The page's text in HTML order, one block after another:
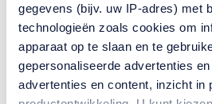
gegevens (bijv. uw IP-adres) met
technologieën zoals cookies om
apparaat op te slaan en te
gepersonaliseerde advertenties
advertenties en content, inzicht in
verliest. Haar dochter worstelt met
ik dichtbij als mijn moeder steeds
te raken?